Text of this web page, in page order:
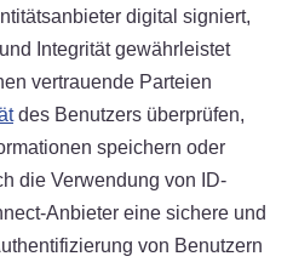
digital signiert,
Integrität gewährleistet
vertrauende Parteien
des Benutzers überprüfen,
speichern oder
die Verwendung von ID-
Anbieter eine sichere und
von Benutzern